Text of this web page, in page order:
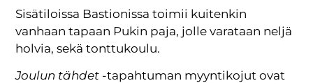
Sisätiloissa Bastionissa toimii kuitenkin
vanhaan tapaan Pukin paja, jolle varataan neljä
holvia, sekä tonttukoulu.
Joulun tähdet -tapahtuman myyntikojut ovat